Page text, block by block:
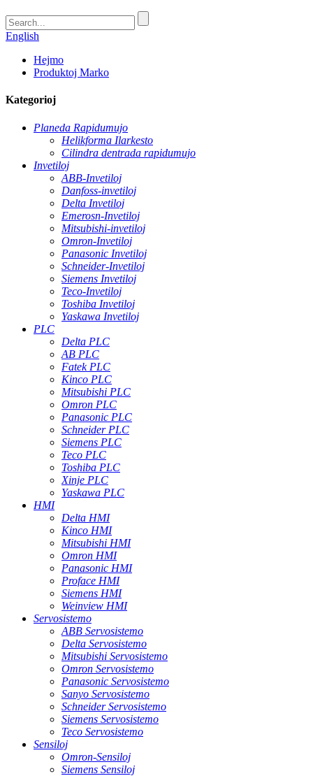
English
Hejmo
Produktoj Marko
Kategorioj
Planeda Rapidumujo
Helikforma Ilarkesto
Cilindra dentrada rapidumujo
Invetiloj
ABB-Invetiloj
Danfoss-invetiloj
Delta Invetiloj
Emerosn-Invetiloj
Mitsubishi-invetiloj
Omron-Invetiloj
Panasonic Invetiloj
Schneider-Invetiloj
Siemens Invetiloj
Teco-Invetiloj
Toshiba Invetiloj
Yaskawa Invetiloj
PLC
Delta PLC
AB PLC
Fatek PLC
Kinco PLC
Mitsubishi PLC
Omron PLC
Panasonic PLC
Schneider PLC
Siemens PLC
Teco PLC
Toshiba PLC
Xinje PLC
Yaskawa PLC
HMI
Delta HMI
Kinco HMI
Mitsubishi HMI
Omron HMI
Panasonic HMI
Proface HMI
Siemens HMI
Weinview HMI
Servosistemo
ABB Servosistemo
Delta Servosistemo
Mitsubishi Servosistemo
Omron Servosistemo
Panasonic Servosistemo
Sanyo Servosistemo
Schneider Servosistemo
Siemens Servosistemo
Teco Servosistemo
Sensiloj
Omron-Sensiloj
Siemens Sensiloj